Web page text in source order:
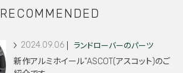
RECOMMENDED
2024.09.06 ランドローバーのパーツ
新作アルミホイール”ASCOT(アスコット)のご